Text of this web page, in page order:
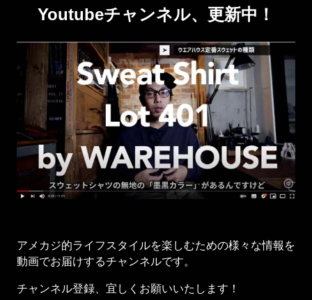
Youtubeチャンネル、更新中！
アメカジ的ライフスタイルを楽しむための様々な情報を
動画でお届けするチャンネルです。
チャンネル登録、宜しくお願いいたします！